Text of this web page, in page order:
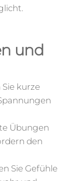
und
kurze
Übungen
den
Sie Gefühle